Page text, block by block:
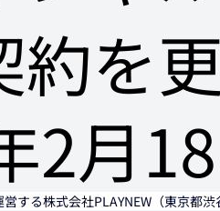
約を
2月
営する株式会社PLAYNEW（東京都